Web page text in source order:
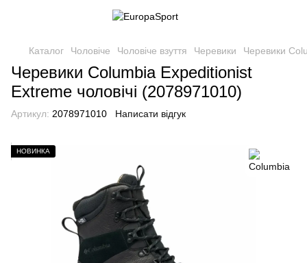
Каталог Чоловіче Чоловіче взуття Черевики Черевики
Черевики Columbia Expeditionist
Extreme чоловічі (2078971010)
Артикул: 2078971010 Написати відгук
НОВИНКА